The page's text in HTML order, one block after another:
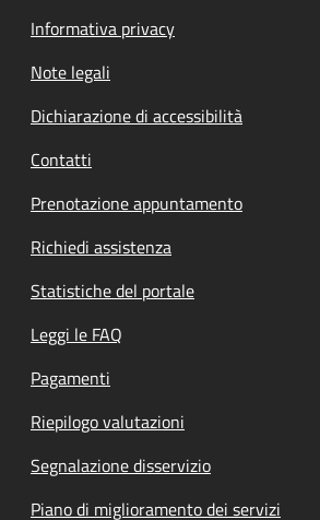
Informativa privacy
Note legali
Dichiarazione di accessibilità
Contatti
Prenotazione appuntamento
Richiedi assistenza
Statistiche del portale
Leggi le FAQ
Pagamenti
Riepilogo valutazioni
Segnalazione disservizio
Piano di miglioramento dei servizi